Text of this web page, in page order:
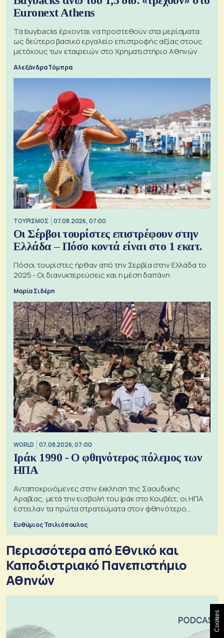
Euronext Athens
Τα buybacks έρχονται να προστεθούν στα μερίσματα
ως δεύτερο βασικό εργαλείο επιστροφής αξίας στους
μετόχους των εταιρειών στο Χρηματιστήριο Αθηνών
Αλεξάνδρα Τόμπρα
ΤΟΥΡΙΣΜΟΣ 07.08.2026, 07:00
Οι Σέρβοι τουρίστες επιστρέφουν στην
Ελλάδα – Πόσο κοντά είναι στο 1 εκατ.
Πόσοι τουρίστες ήρθαν από την Σερβία στην Ελλάδα το
2025 - Οι διανυκτερεύσεις και η μέση δαπάνη
Μαρία Σιδέρη
WORLD 07.08.2026, 07:00
Ιράκ 1990 - Ο φθηνότερος πόλεμος των
ΗΠΑ
Ανταποκρινόμενες στην έκκληση της Σαουδικής
Αραβίας, μετά την εισβολή του Ιράκ στο Κουβέιτ, οι ΗΠΑ
έστειλαν τα πρώτα στρατεύματα στον φθηνότερο
Ευθύμιος Τσιλιόπουλος
Περισσότερα από Εθνικό και
Καποδιστριακό Πανεπιστήμιο
Αθηνών
Cookies